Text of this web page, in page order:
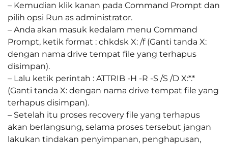
– Kemudian klik kanan pada Command Prompt dan
pilih opsi Run as administrator.
– Anda akan masuk kedalam menu Command
Prompt, ketik format : chkdsk X: /f (Ganti tanda X:
dengan nama drive tempat file yang terhapus
disimpan).
– Lalu ketik perintah : ATTRIB -H -R -S /S /D X:*.*
(Ganti tanda X: dengan nama drive tempat file yang
terhapus disimpan).
– Setelah itu proses recovery file yang terhapus
akan berlangsung, selama proses tersebut jangan
lakukan tindakan penyimpanan, penghapusan,